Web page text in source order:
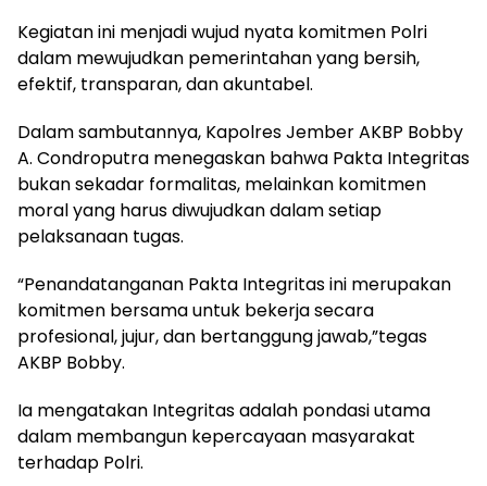
Kegiatan ini menjadi wujud nyata komitmen Polri
dalam mewujudkan pemerintahan yang bersih,
efektif, transparan, dan akuntabel.
Dalam sambutannya, Kapolres Jember AKBP Bobby
A. Condroputra menegaskan bahwa Pakta Integritas
bukan sekadar formalitas, melainkan komitmen
moral yang harus diwujudkan dalam setiap
pelaksanaan tugas.
“Penandatanganan Pakta Integritas ini merupakan
komitmen bersama untuk bekerja secara
profesional, jujur, dan bertanggung jawab,”tegas
AKBP Bobby.
Ia mengatakan Integritas adalah pondasi utama
dalam membangun kepercayaan masyarakat
terhadap Polri.